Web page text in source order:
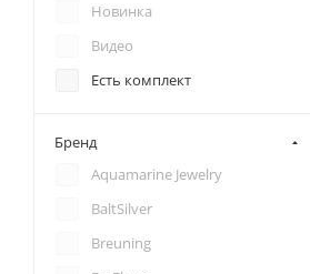
Новинка
Видео
Есть комплект
Бренд
Aquamarine Jewelry
BaltSilver
Breuning